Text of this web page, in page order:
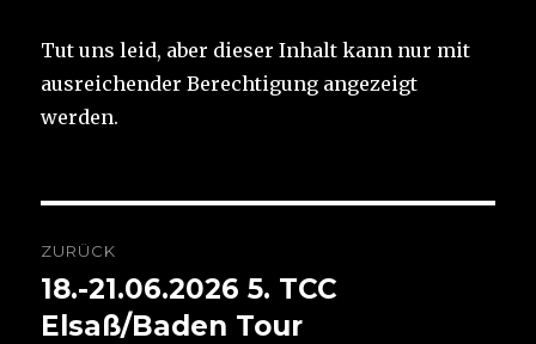
Tut uns leid, aber dieser Inhalt kann nur mit
ausreichender Berechtigung angezeigt
werden.
ZURÜCK
Vorheriger
Beitrag:
18.-21.06.2026 5. TCC
Elsaß/Baden Tour